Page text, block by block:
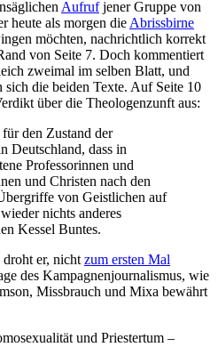
Aufrufjener Gruppe von
heute als morgen die Abrissbirne
möchten, nachrichtlich korrekt
von Seite 7. Doch kommentiert
zweimal im selben Blatt, und
sich die beiden Texte. Auf Seite 10
über die Theologenzunft aus:
den Zustand der
Deutschland, dass in
Professorinnen und
und Christen nach den
von Geistlichen auf
nichts anderes
Kessel Buntes.
droht er, nicht zum ersten Mal
des Kampagnenjournalismus, wie
Missbrauch und Mixa bewährt
und Priestertum –